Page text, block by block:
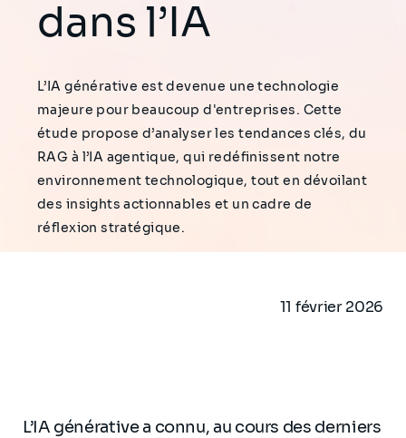
dans l’IA
L’IA générative est devenue une technologie
majeure pour beaucoup d'entreprises. Cette
étude propose d’analyser les tendances clés, du
RAG à l’IA agentique, qui redéfinissent notre
environnement technologique, tout en dévoilant
des insights actionnables et un cadre de
réflexion stratégique.
11 février 2026
L’IA générative a connu, au cours des derniers